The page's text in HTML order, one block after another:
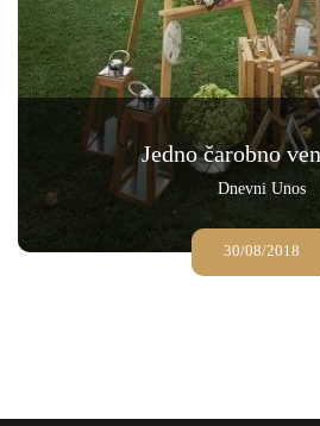
Jedno čarobno
Dnevni Unos
30/08/2018